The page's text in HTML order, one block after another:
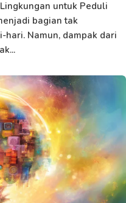
untuk Peduli
bagian tak
Namun, dampak dari